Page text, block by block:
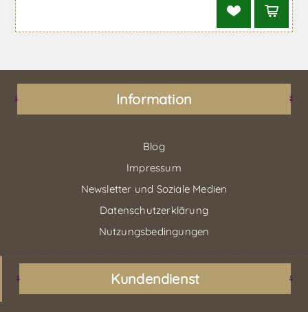
Information
Blog
Impressum
Newsletter und Soziale Medien
Datenschutzerklärung
Nutzungsbedingungen
Kundendienst